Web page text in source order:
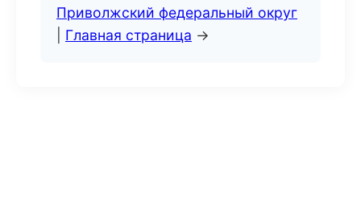
Приволжский федеральный округ
Главная страница →